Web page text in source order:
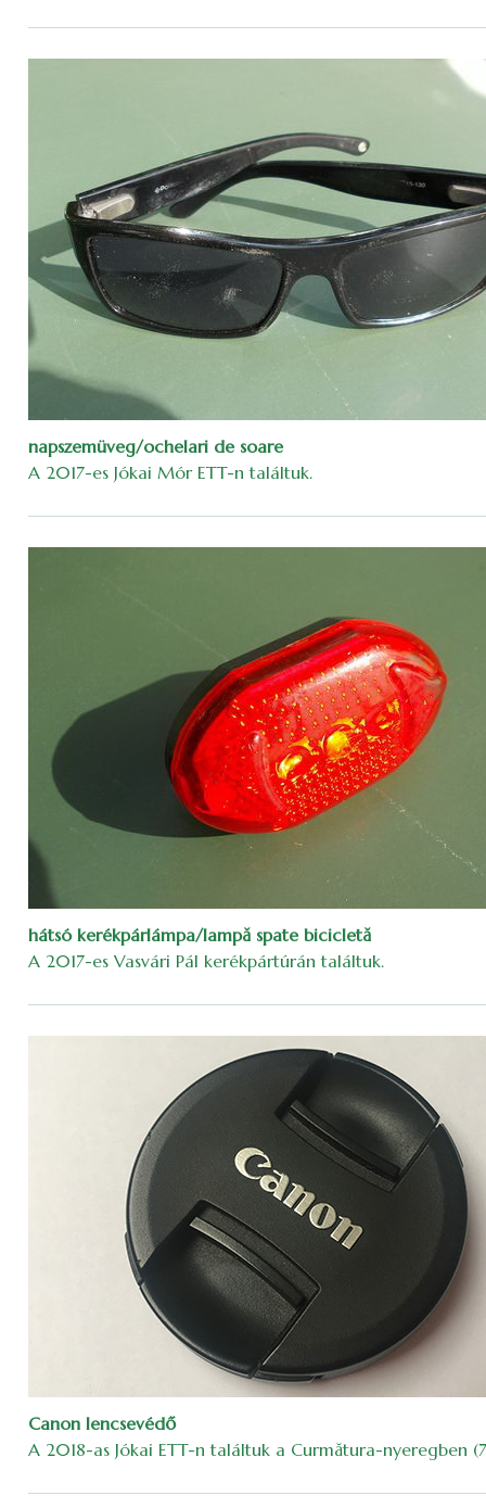
napszemüveg/ochelari de soare
A 2017-es Jókai Mór ETT-n találtuk.
hátsó kerékpárlámpa/lampă spate bicicletă
A 2017-es Vasvári Pál kerékpártúrán találtuk.
Canon lencsevédő
A 2018-as Jókai ETT-n találtuk a Curmătura-nyeregben